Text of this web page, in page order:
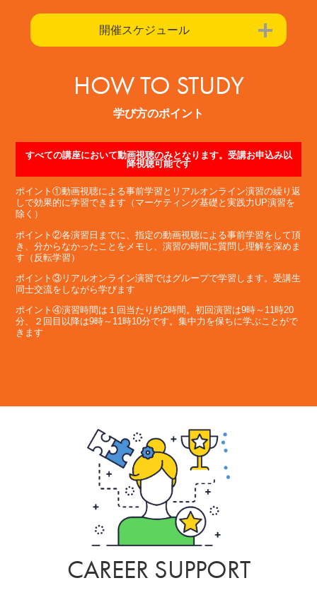
開催スケジュール
HOW TO STUDY
学び方のポイント
すべての講座において動画視聴のみとなります。受講お申込み以
降視聴可能です
ポイント①動画視聴による事前学習とリアルオンライン演習の繰り返
しで効果的に学習できます（マーケティング基礎と実践力UP演習を
除く）
ポイント②各演習日までに、指定の動画視聴による事前学習をして頂
き、分からなかったことをメモし、演習の時間に質問し理解を深めま
す（反転学習）
ポイント③リアルオンライン演習ではグループで学習します。受講生
同士交流をしながら学びます
ポイント④演習時間は１回当たり約2時間。初回演習は9時～11時20
分、２回目以降は9時～11時10分です。集中力を保ちに学ぶことがで
きます
CAREER SUPPORT